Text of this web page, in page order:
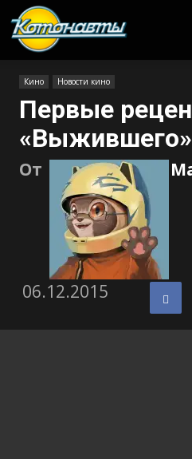
Кино Новости кино
Первые
«Выжившего»
От
06.12.2015